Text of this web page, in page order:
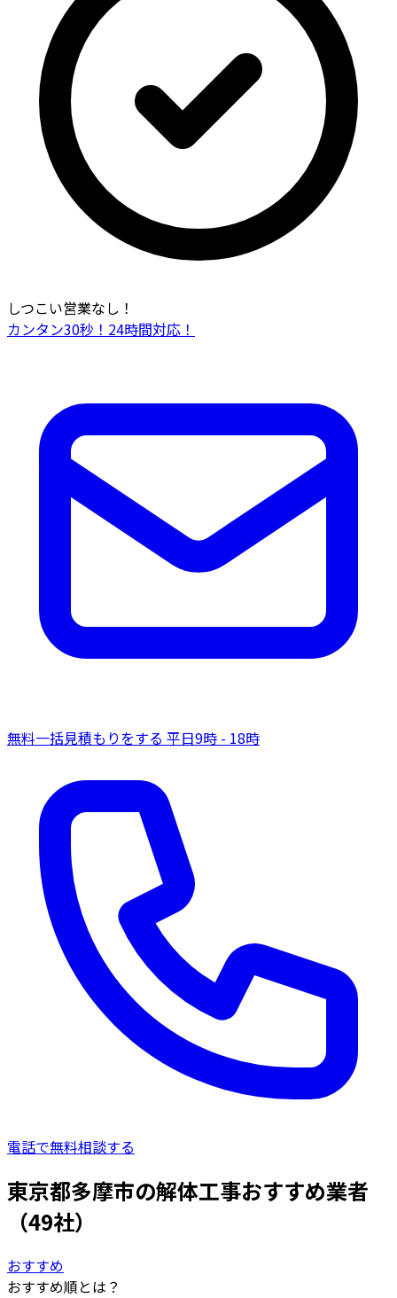
しつこい営業なし！
カンタン30秒！24時間対応！
無料一括見積もりをする 平日9時 - 18時
電話で無料相談する
東京都多摩市の解体工事おすすめ業者
（49社）
おすすめ
おすすめ順とは？